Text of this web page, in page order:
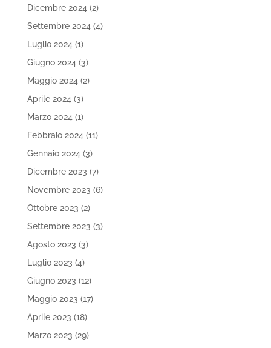
Dicembre 2024(2)
Settembre 2024(4)
Luglio 2024(1)
Giugno 2024(3)
Maggio 2024(2)
Aprile 2024(3)
Marzo 2024(1)
Febbraio 2024(11)
Gennaio 2024(3)
Dicembre 2023 (7)
Novembre 2023 (6)
Ottobre 2023 (2)
Settembre 2023 (3)
Agosto 2023 (3)
Luglio 2023 (4)
Giugno 2023 (12)
Maggio 2023 (17)
Aprile 2023 (18)
Marzo 2023 (29)